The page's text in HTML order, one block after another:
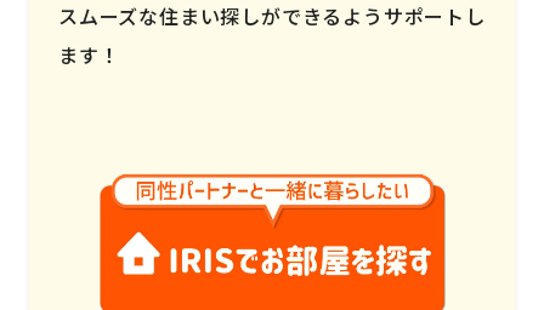
スムーズな住まい探しができるようサポートし
ます！